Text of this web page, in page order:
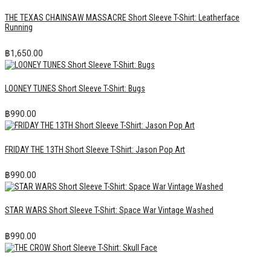
THE TEXAS CHAINSAW MASSACRE Short Sleeve T-Shirt: Leatherface
Running
฿1,650.00
LOONEY TUNES Short Sleeve T-Shirt: Bugs
฿990.00
FRIDAY THE 13TH Short Sleeve T-Shirt: Jason Pop Art
฿990.00
STAR WARS Short Sleeve T-Shirt: Space War Vintage Washed
฿990.00